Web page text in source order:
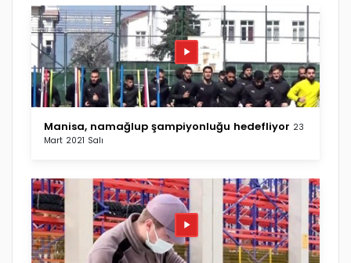
Manisa, namağlup şampiyonluğu hedefliyor 23
Mart 2021 Salı